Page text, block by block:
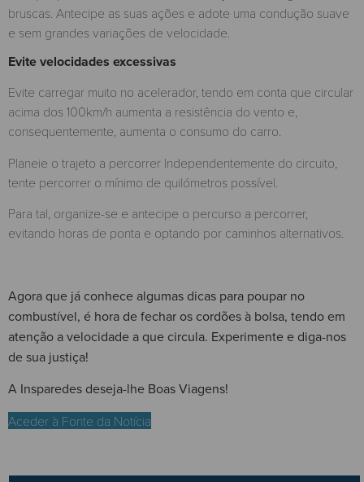
bruscas. Antecipe as suas ações e adote uma condução suave
e sem grandes variações de velocidade.
Evite velocidades excessivas
Evite carregar muito no acelerador, tendo em conta que circular
acima dos 100km/h aumenta a resistência do vento e,
consequentemente, aumenta o consumo do carro.
Planeie o trajeto a percorrer Independentemente do circuito,
tente percorrer o mínimo de quilómetros possível.
Para tal, organize-se e antecipe o percurso a percorrer,
evitando horas de ponta e optando por caminhos alternativos.
Agora que já conhece algumas dicas para poupar no
combustível, é hora de fechar os cordões à bolsa, tendo em
atenção a velocidade a que circula. Experimente e diga-nos
de sua justiça!
A Insparedes deseja-lhe Boas Viagens!
Aceder à Fonte da Notícia